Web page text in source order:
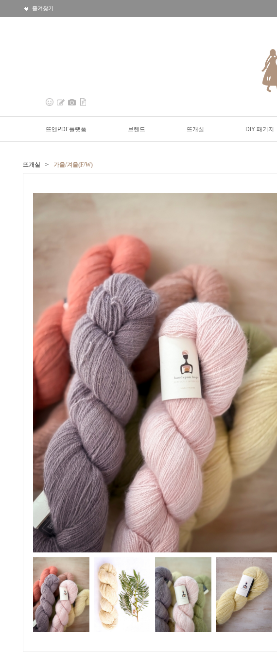
즐겨찾기
뜨앤PDF플랫폼 브랜드 뜨개실 DIY 패키지
뜨개실 > 가을/겨울(F/W)